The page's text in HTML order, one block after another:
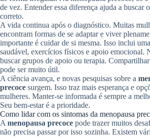
de vez. Entender essa diferença ajuda a buscar
correto.
A vida continua após o diagnóstico. Muitas
encontram formas de se adaptar e viver
importante é cuidar de si mesma. Isso inclui
saudável, exercícios físicos e apoio emocional.
buscar grupos de apoio ou terapia.
pode ser muito útil.
A ciência avança, e novas pesquisas sobre a
precoce surgem. Isso traz mais esperança e
mulheres. Manter-se informada é sempre a
Seu bem-estar é a prioridade.
Como lidar com os sintomas da menopausa
A menopausa precoce pode trazer muitos
não precisa passar por isso sozinha. Existem